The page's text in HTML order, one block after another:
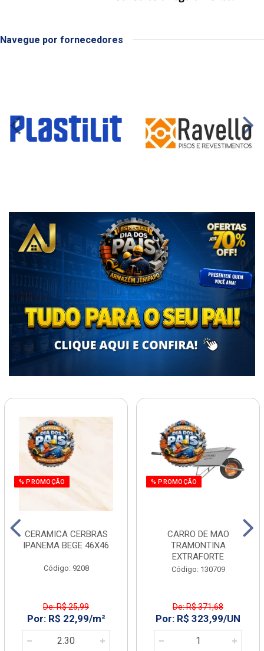
Navegue por fornecedores
% PROMOÇÃO
CERAMICA CERBRAS
IPANEMA BEGE 46X46
Código: 9208
De: R$ 25,99
Por: R$ 22,99/m²
% PROMOÇÃO
CARRO DE MAO
TRAMONTINA
EXTRAFORTE
Código: 130709
De: R$ 371,68
Por: R$ 323,99/UN